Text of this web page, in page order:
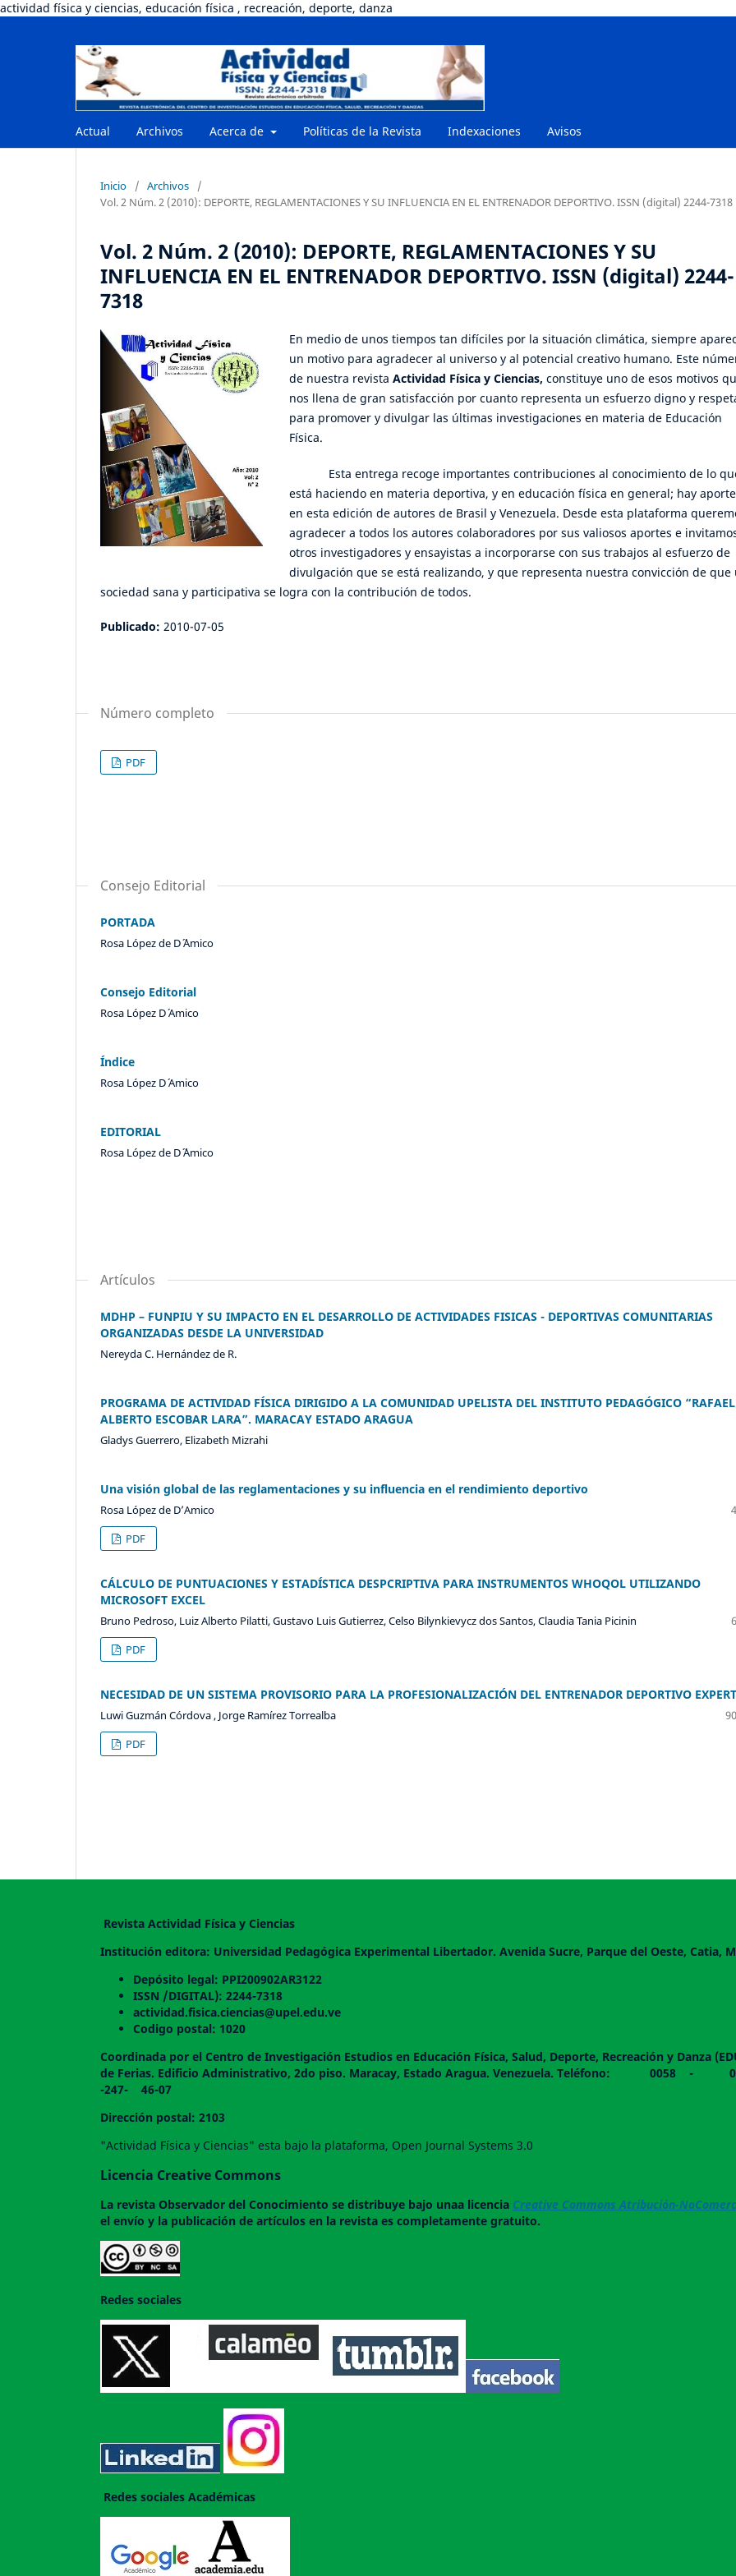
actividad física y ciencias, educación física , recreación, deporte, danza
Actual Archivos Acerca de Políticas de la Revista Indexaciones Avisos
Inicio / Archivos
/
Vol. 2 Núm. 2 (2010): DEPORTE, REGLAMENTACIONES Y SU INFLUENCIA EN EL ENTRENADOR DEPORTIVO. ISSN (digital) 2244-7318
Vol. 2 Núm. 2 (2010): DEPORTE, REGLAMENTACIONES Y SU
INFLUENCIA EN EL ENTRENADOR DEPORTIVO. ISSN (digital) 2244-
7318
En medio de unos tiempos tan difíciles por la situación climática, siempre
un motivo para agradecer al universo y al potencial creativo humano. Este
de nuestra revista Actividad Física y Ciencias, constituye uno de esos motivos
nos llena de gran satisfacción por cuanto representa un esfuerzo digno y
para promover y divulgar las últimas investigaciones en materia de Educación
Física.
Esta entrega recoge importantes contribuciones al conocimiento de lo
está haciendo en materia deportiva, y en educación física en general; hay
en esta edición de autores de Brasil y Venezuela. Desde esta plataforma
agradecer a todos los autores colaboradores por sus valiosos aportes e
otros investigadores y ensayistas a incorporarse con sus trabajos al esfuerzo de
divulgación que se está realizando, y que representa nuestra convicción de que
sociedad sana y participativa se logra con la contribución de todos.
Publicado: 2010-07-05
Número completo
PDF
Consejo Editorial
PORTADA
Rosa López de D´ ´Amico
Consejo Editorial
Rosa López D´ Amico
Índice
Rosa López D´ Amico
EDITORIAL
Rosa López de D´ ´Amico
Artículos
MDHP – FUNPIU Y SU IMPACTO EN EL DESARROLLO DE ACTIVIDADES FISICAS - DEPORTIVAS COMUNITARIAS
ORGANIZADAS DESDE LA UNIVERSIDAD
Nereyda C. Hernández de R.
PROGRAMA DE ACTIVIDAD FÍSICA DIRIGIDO A LA COMUNIDAD UPELISTA DEL INSTITUTO PEDAGÓGICO “RAFAEL
ALBERTO ESCOBAR LARA”. MARACAY ESTADO ARAGUA
Gladys Guerrero, Elizabeth Mizrahi
Una visión global de las reglamentaciones y su influencia en el rendimiento deportivo
Rosa López de D’Amico
PDF
CÁLCULO DE PUNTUACIONES Y ESTADÍSTICA DESPCRIPTIVA PARA INSTRUMENTOS WHOQOL UTILIZANDO
MICROSOFT EXCEL
Bruno Pedroso, Luiz Alberto Pilatti, Gustavo Luis Gutierrez, Celso Bilynkievycz dos Santos, Claudia Tania Picinin
PDF
NECESIDAD DE UN SISTEMA PROVISORIO PARA LA PROFESIONALIZACIÓN DEL ENTRENADOR DEPORTIVO
Luwi Guzmán Córdova , Jorge Ramírez Torrealba
PDF
Revista Actividad Física y Ciencias
Institución editora: Universidad Pedagógica Experimental Libertador. Avenida Sucre, Parque del Oeste, Catia,
Depósito legal: PPI200902AR3122
ISSN /DIGITAL): 2244-7318
actividad.fisica.ciencias@upel.edu.ve
Codigo postal: 1020
Coordinada por el Centro de Investigación Estudios en Educación Física, Salud, Deporte, Recreación y Danza
de Ferias. Edificio Administrativo, 2do piso. Maracay, Estado Aragua. Venezuela. Teléfono:
-247- 46-07
Dirección postal: 2103
"Actividad Física y Ciencias" esta bajo la plataforma, Open Journal Systems 3.0
Licencia Creative Commons
La revista Observador del Conocimiento se distribuye bajo unaa licencia Creative Commons Atribución-
el envío y la publicación de artículos en la revista es completamente gratuito.
Redes sociales
Redes sociales Académicas